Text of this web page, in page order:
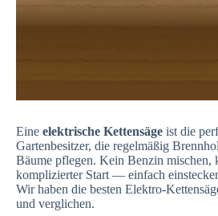
Eine elektrische Kettensäge ist die
Gartenbesitzer, die regelmäßig
Bäume pflegen. Kein Benzin mischen,
komplizierter Start — einfach
Wir haben die besten Elektro-
und verglichen.